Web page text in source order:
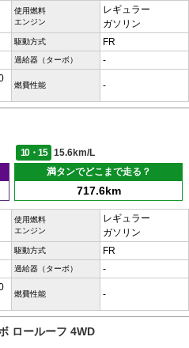
使用燃料
エンジン
レギュラー
ガソリン
駆動方式 FR
過給器（ターボ） -
燃費性能 -
10・15
15.6km/L
満タンでどこまで走る？
717.6km
使用燃料
エンジン
レギュラー
ガソリン
駆動方式 FR
過給器（ターボ） -
燃費性能 -
ロールーフ 4WD